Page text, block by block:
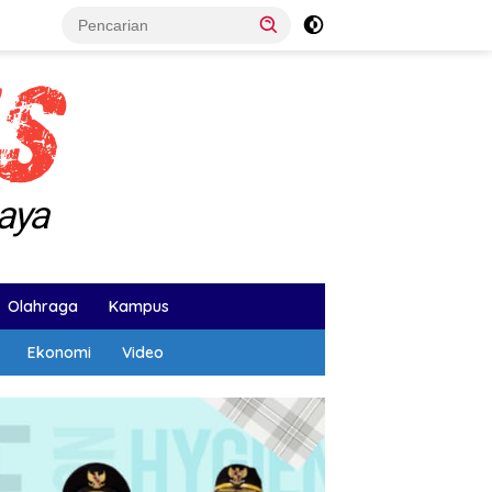
Olahraga Kampus
Ekonomi Video